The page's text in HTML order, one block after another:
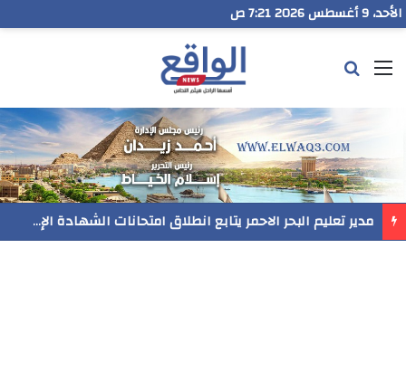
الأحد، 9 أغسطس 2026 7:21 ص
القائمة
مدير تعليم البحر الاحمر يتابع انطلاق امتحانات الشهادة الإعدادية ويؤكد: الانضباط